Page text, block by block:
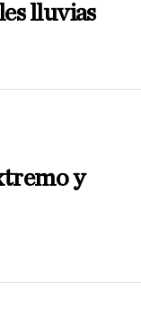
lluvias
y